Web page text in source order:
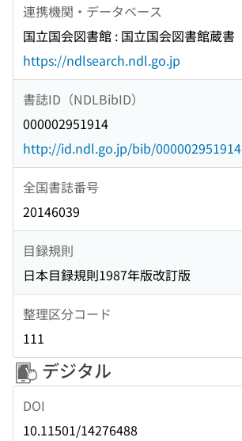
連携機関・データベース
国立国会図書館 : 国立国会図書館蔵書
https://ndlsearch.ndl.go.jp
書誌ID（NDLBibID）
000002951914
http://id.ndl.go.jp/bib/000002951914
全国書誌番号
20146039
目録規則
日本目録規則1987年版改訂版
整理区分コード
111
デジタル
DOI
10.11501/14276488